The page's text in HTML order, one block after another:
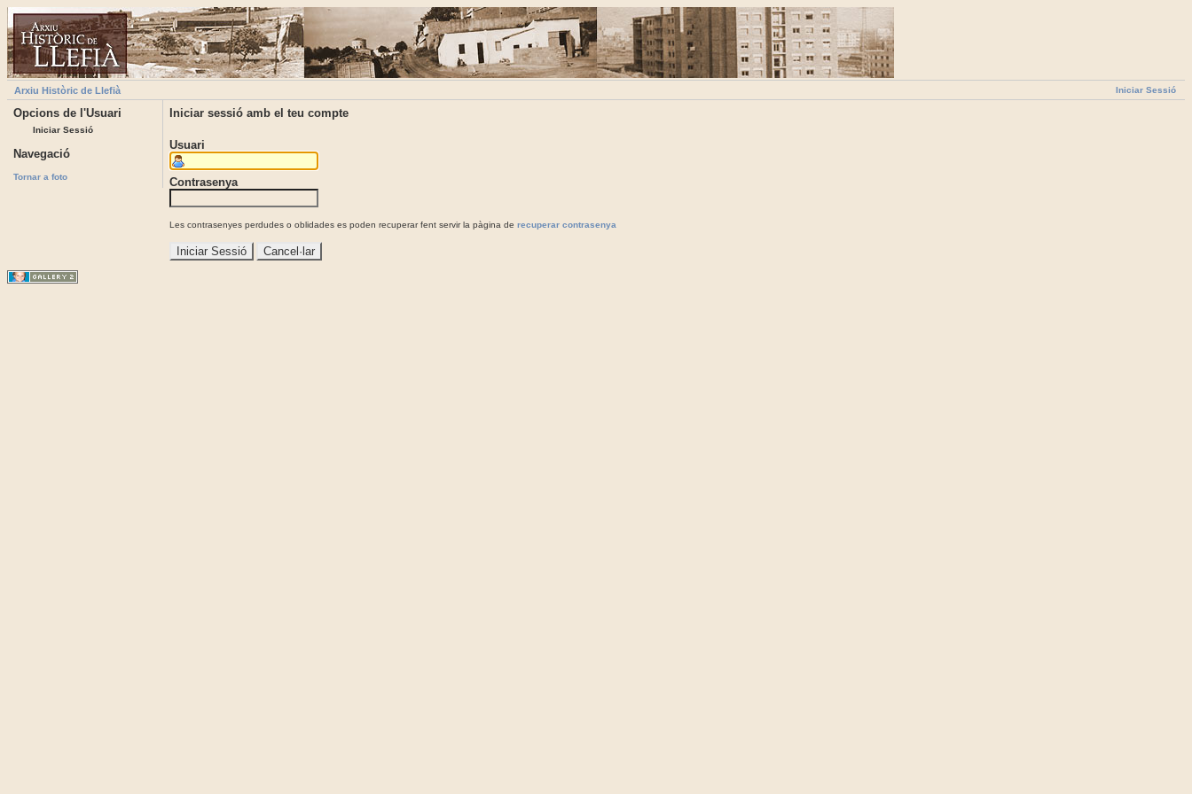
Iniciar Sessió
Arxiu Històric de Llefià
Opcions de l'Usuari
Iniciar Sessió
Navegació
Tornar a foto
Iniciar sessió amb el teu compte
Usuari
Contrasenya
Les contrasenyes perdudes o oblidades es poden recuperar fent servir la pàgina de recuperar contrasenya